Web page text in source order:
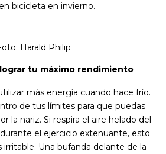
bicicleta en invierno.
Harald Philip
tu máximo rendimiento
más energía cuando hace frío.
de tus límites para que puedas
la nariz. Si respira el aire helado del
el ejercicio extenuante, esto
Una bufanda delante de la